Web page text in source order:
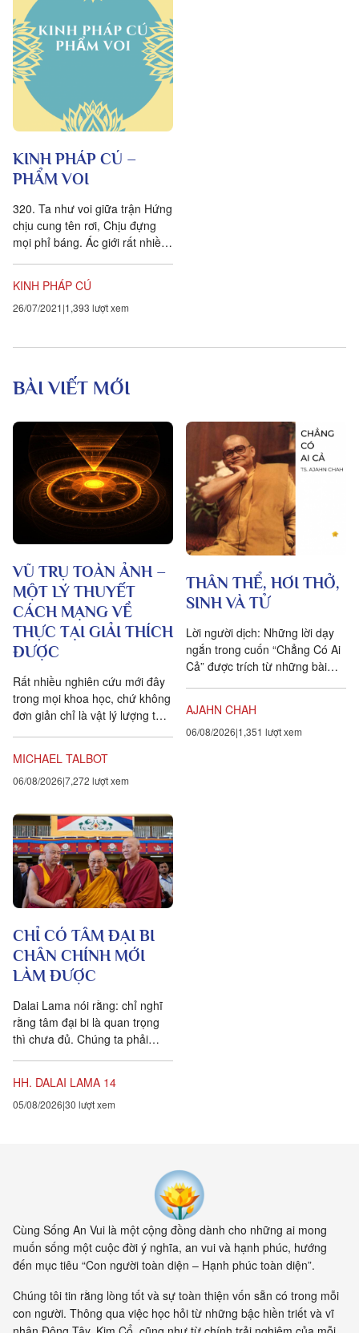
KINH PHÁP CÚ –
PHẨM VOI
320. Ta như voi giữa trận Hứng
chịu cung tên rơi, Chịu đựng
mọi phỉ báng. Ác giới rất nhiều
hội, Ngựa luyện, được...
KINH PHÁP CÚ
26/07/2021 1,393 lượt xem
BÀI VIẾT MỚI
VŨ TRỤ TOÀN ẢNH –
MỘT LÝ THUYẾT
CÁCH MẠNG VỀ
THỰC TẠI GIẢI THÍCH
ĐƯỢC
Rất nhiều nghiên cứu mới đây
trong mọi khoa học, chứ không
đơn giản chỉ là vật lý lượng tử,
chúng ta tưởng. Một câu
chuyện khoa học đang xuất
thấy toàn bộ vật chất tồn tại
trong một mạng nhằng nhịt các
kết nối. Khía cạnh quan trọng
nhất của sự sống không còn là
vật nữa, mà là mối liên hệ giữa
các vật.
MICHAEL TALBOT
06/08/2026 7,272 lượt xem
THÂN THỂ, HƠI THỞ,
SINH VÀ TỬ
Lời người dịch: Những lời dạy
ngắn trong cuốn “Chẳng Có Ai
Cả” được trích từ những bài
AJAHN CHAH
06/08/2026 1,351 lượt xem
CHỈ CÓ TÂM ĐẠI BI
CHÂN CHÍNH MỚI
LÀM ĐƯỢC
Dalai Lama nói rằng: chỉ nghĩ
rằng tâm đại bi là quan trọng
thì chưa đủ. Chúng ta phải
HH. DALAI LAMA 14
05/08/2026 30 lượt xem
Cùng Sống An Vui là một cộng đồng dành cho những ai mong
muốn sống một cuộc đời ý nghĩa, an vui và hạnh phúc, hướng
đến mục tiêu “Con người toàn diện – Hạnh phúc toàn diện”.
Chúng tôi tin rằng lòng tốt và sự toàn thiện vốn sẵn có trong mỗi
con người. Thông qua việc học hỏi từ những bậc hiền triết và vĩ